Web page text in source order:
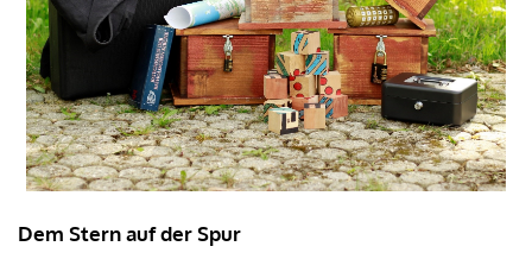
Dem Stern auf der Spur